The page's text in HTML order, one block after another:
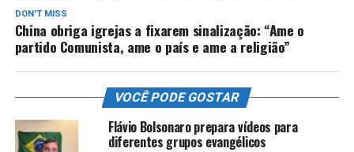
DON'T MISS
China obriga igrejas a fixarem sinalização: “Ame o
partido Comunista, ame o país e ame a religião”
VOCÊ PODE GOSTAR
Flávio Bolsonaro prepara vídeos para
diferentes grupos evangélicos